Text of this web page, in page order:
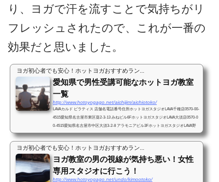
り、ヨガで汗を流すことで気持ちがリ
フレッシュされたので、これが一番の
効果だと思いました。
ヨガ初心者でも安心！ホットヨガおすすめラン...
愛知県で男性受講可能なホットヨガ教室
一覧
http://www.hotoyogago.net/aichijim/aichiotoko/
LAVAカルド ピラティス 店舗名電話番号住所ホットヨガスタジオLAVA千種店0570-00-
4515愛知県名古屋市東区葵2-3-13 みねビル6FホットヨガスタジオLAVA大須店0570-0
0-4515愛知県名古屋市中区大須3-2-8 アラモニアビル3FホットヨガスタジオLAVA野
並店0570-00-4515愛知県...
ヨガ初心者でも安心！ホットヨガおすすめラン...
ヨガ教室の男の視線が気持ち悪い！女性
専用スタジオに行こう！
http://www.hotoyogago.net/undo/kimootoko/